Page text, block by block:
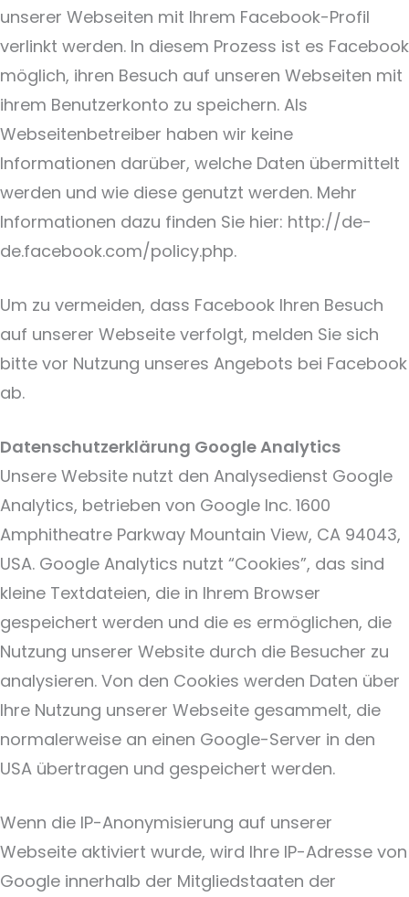
unserer Webseiten mit Ihrem Facebook-Profil
verlinkt werden. In diesem Prozess ist es Facebook
möglich, ihren Besuch auf unseren Webseiten mit
ihrem Benutzerkonto zu speichern. Als
Webseitenbetreiber haben wir keine
Informationen darüber, welche Daten übermittelt
werden und wie diese genutzt werden. Mehr
Informationen dazu finden Sie hier: http://de-
de.facebook.com/policy.php.
Um zu vermeiden, dass Facebook Ihren Besuch
auf unserer Webseite verfolgt, melden Sie sich
bitte vor Nutzung unseres Angebots bei Facebook
ab.
Datenschutzerklärung Google Analytics
Unsere Website nutzt den Analysedienst Google
Analytics, betrieben von Google Inc. 1600
Amphitheatre Parkway Mountain View, CA 94043,
USA. Google Analytics nutzt “Cookies”, das sind
kleine Textdateien, die in Ihrem Browser
gespeichert werden und die es ermöglichen, die
Nutzung unserer Website durch die Besucher zu
analysieren. Von den Cookies werden Daten über
Ihre Nutzung unserer Webseite gesammelt, die
normalerweise an einen Google-Server in den
USA übertragen und gespeichert werden.
Wenn die IP-Anonymisierung auf unserer
Webseite aktiviert wurde, wird Ihre IP-Adresse von
Google innerhalb der Mitgliedstaaten der